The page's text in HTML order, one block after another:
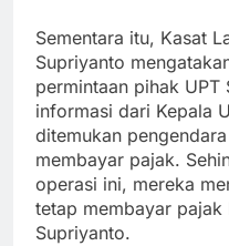
Sementara itu, Kasat
Supriyanto
permintaan pihak UPT
informasi dari Kepala
ditemukan
membayar pajak.
operasi ini, mereka
tetap membayar pajak
Supriyanto.